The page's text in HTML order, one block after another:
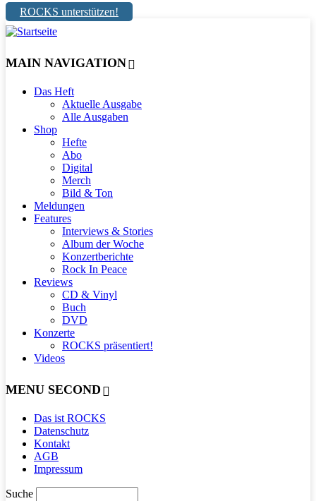
ROCKS unterstützen!
MAIN NAVIGATION
Das Heft
Aktuelle Ausgabe
Alle Ausgaben
Shop
Hefte
Abo
Digital
Merch
Bild & Ton
Meldungen
Features
Interviews & Stories
Album der Woche
Konzertberichte
Rock In Peace
Reviews
CD & Vinyl
Buch
DVD
Konzerte
ROCKS präsentiert!
Videos
MENU SECOND
Das ist ROCKS
Datenschutz
Kontakt
AGB
Impressum
Suche